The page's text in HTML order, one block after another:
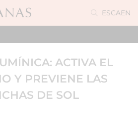
ESCAEN
ACTIVA EL
Y PREVIENE LAS
DE SOL